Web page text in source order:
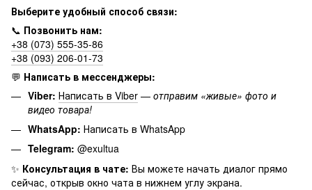
Выберите удобный способ связи:
📞 Позвонить нам:
+38 (073) 555-35-86
+38 (093) 206-01-73
💬 Написать в мессенджеры:
Viber: Написать в Viber — отправим «живые» фото и
видео товара!
WhatsApp: Написать в WhatsApp
Telegram: @exultua
✨ Консультация в чате: Вы можете начать диалог прямо
сейчас, открыв окно чата в нижнем углу экрана.